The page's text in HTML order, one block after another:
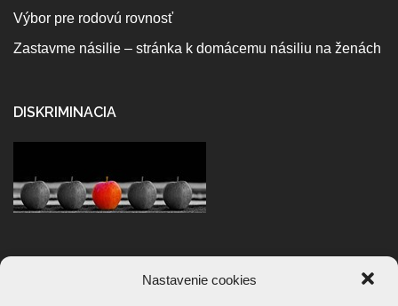
Nastavenie cookies
Výbor pre rodovú rovnosť
Zastavme násilie – stránka k domácemu násiliu na ženách
DISKRIMINACIA